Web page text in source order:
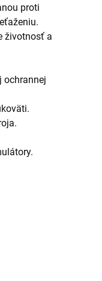
proti
životnosť a
ochrannej